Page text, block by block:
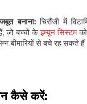
बनाना: चिरौंजी में
जो बच्चों केइम्यून सिस्टमको
बीमारियों से बचे रह सकते
कैसे करें: